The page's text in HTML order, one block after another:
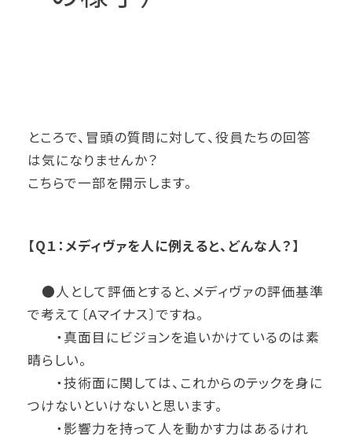
ところで、冒頭の質問に対して、役員たちの回答
は気になりませんか？
こちらで一部を開示します。
【Q１：メディヴァを人に例えると、どんな人？】
●人として評価とすると、メディヴァの評価基準
で考えて〔Aマイナス〕ですね。
・真面目にビジョンを追いかけているのは素
晴らしい。
・技術面に関しては、これからのテックを身に
つけないといけないと思います。
・影響力を持って人を動かす力はあるけれ